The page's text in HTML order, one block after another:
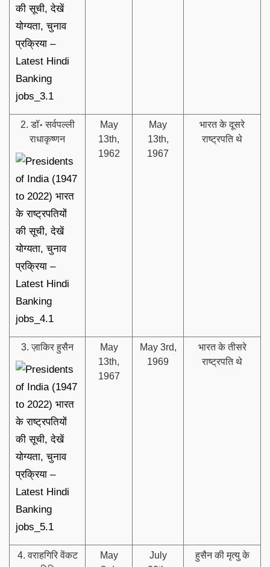
2. डॉ॰ सर्वपल्ली
राधाकृष्णन
May
13th,
1962
May
13th,
1967
भारत के दूसरे
राष्ट्रपति थे
3. ज़ाकिर हुसैन
May
13th,
1967
May 3rd,
1969
भारत के तीसरे
राष्ट्रपति थे
4. वराहगिरि वेंकट
May
July
हुसैन की मृत्यु के